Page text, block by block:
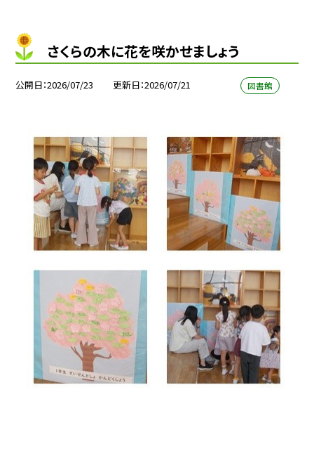
さくらの木に花を咲かせましょう
公開日 2026/07/23 更新日 2026/07/21 図書館